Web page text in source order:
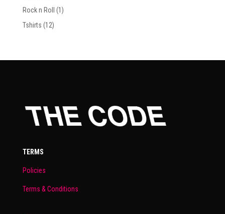
productos
Rock n Roll 11
Tshirts 1212
TERMS
Policies
Terms & Conditions